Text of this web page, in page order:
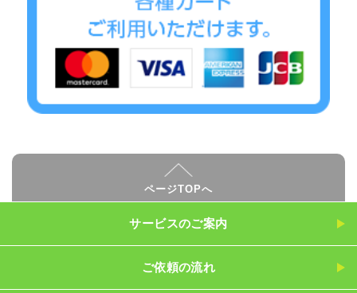
ページTOPへ
サービスのご案内
ご依頼の流れ